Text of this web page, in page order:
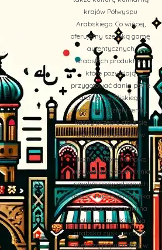
krajów Półwyspu
Arabskiego. Co więcej,
oferujemy szeroką gamę
autentycznych
arabskich produktów,
które pozwalają
przygotować dania pełne
aromatów Bliskiego
Wschodu. Dzięki temu,
każdy przepis staje się
wyjątkową podróżą w
świat orientalnych
doznań, które na nowo
przywołują wspomnienia
smaków odwiedzanych
miejsc. Kuchnia Arabska
– Egzotyczne smaki na
polskim stole Kuchnia
arabska zyskuje coraz
większą popularność w